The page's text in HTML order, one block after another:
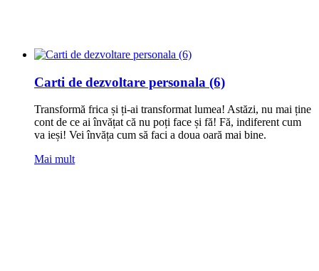
Carti de dezvoltare personala (6)
Transformă frica și ți-ai transformat lumea! Astăzi, nu mai ține
cont de ce ai învățat că nu poți face și fă! Fă, indiferent cum
va ieși! Vei învăța cum să faci a doua oară mai bine.
Mai mult